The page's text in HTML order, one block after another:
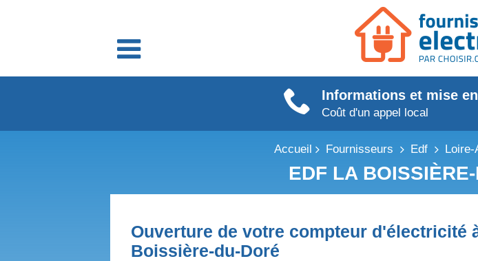
Fournisseurs énergie
Informations et mise
Coût d'un appel local
Accueil Fournisseurs Edf Loire-
EDF LA
Ouverture de votre compteur d'électricité
Boissière-du-Doré